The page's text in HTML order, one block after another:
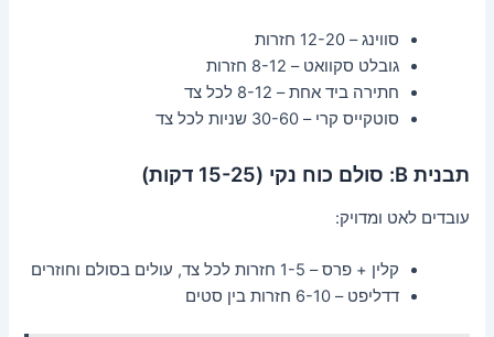
סווינג – 12-20 חזרות
גובלט סקוואט – 8-12 חזרות
חתירה ביד אחת – 8-12 לכל צד
סוטקייס קרי – 30-60 שניות לכל צד
תבנית B: סולם כוח נקי (15-25 דקות)
עובדים לאט ומדויק:
קלין + פרס – 1-5 חזרות לכל צד, עולים בסולם וחוזרים
דדליפט – 6-10 חזרות בין סטים